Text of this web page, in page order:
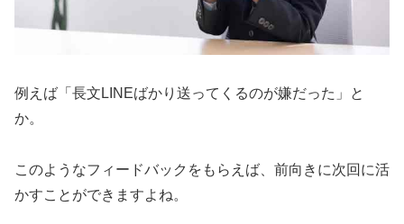
例えば「長文LINEばかり送ってくるのが嫌だった」と
か。
このようなフィードバックをもらえば、前向きに次回に活
かすことができますよね。